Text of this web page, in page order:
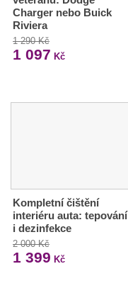
Charger nebo Buick
Riviera
1 290 Kč
1 097 Kč
Kompletní čištění
interiéru auta: tepování
i dezinfekce
2 000 Kč
1 399 Kč